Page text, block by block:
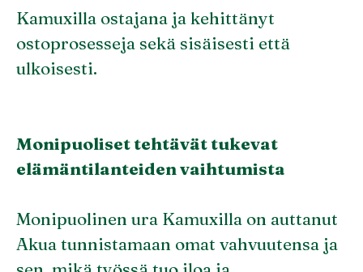
Kamuxilla ostajana ja kehittänyt
ostoprosesseja sekä sisäisesti että
ulkoisesti.
Monipuoliset tehtävät tukevat
elämäntilanteiden vaihtumista
Monipuolinen ura Kamuxilla on auttanut
Akua tunnistamaan omat vahvuutensa ja